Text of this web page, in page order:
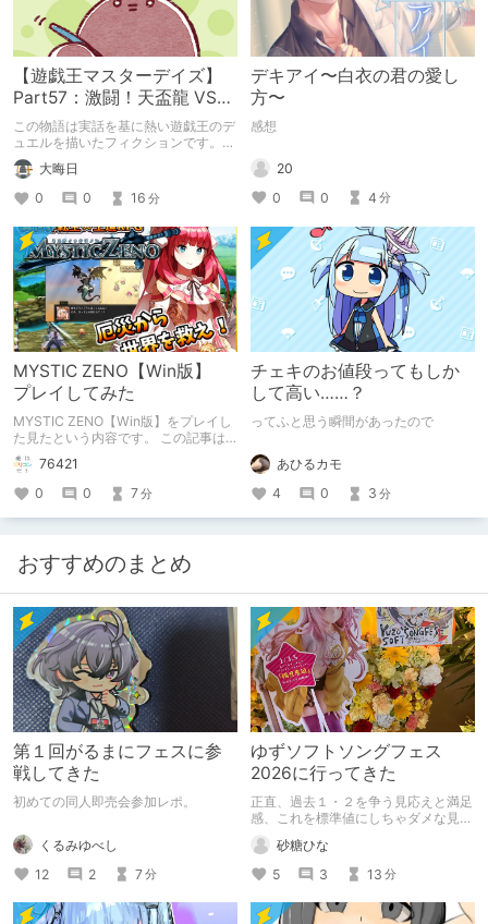
【遊戯王マスターデイズ】
Part57：激闘！天盃龍 VS
千年D【架空デュエル】
この物語は実話を基に熱い遊戯王のデ
ュエルを描いたフィクションです。
（自分用メモ：2025-05-14）
大晦日
0
0 16 分
デキアイ〜白衣の君の愛し
方〜
感想
20
0
0 4 分
MYSTIC ZENO【Win版】
プレイしてみた
MYSTIC ZENO【Win版】をプレイし
た見たという内容です。 この記事は
通常のクリエイターズ記事です。
76421
0
0 7分
チェキのお値段ってもしか
して高い……？
ってふと思う瞬間があったので
あひるカモ
4
0 3 分
おすすめのまとめ
第１回がるまにフェスに参
戦してきた
初めての同人即売会参加レポ。
くるみゆべし
12
2 7分
ゆずソフトソングフェス
2026に行ってきた
正直、過去１・２を争う見応えと満足
感、これを標準値にしちゃダメな見本
かも
砂糖ひな
5
3 13 分